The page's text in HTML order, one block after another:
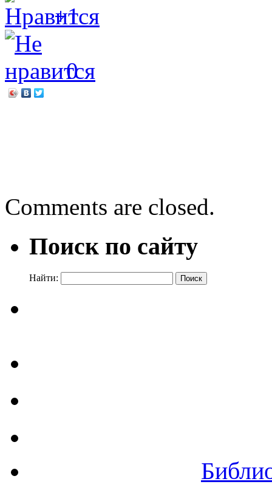
+1
0
Comments are closed.
Поиск по сайту
Найти: